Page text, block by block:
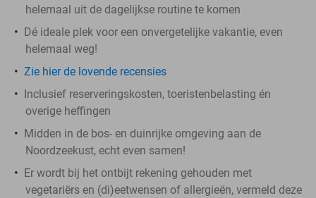
helemaal uit de dagelijkse routine te komen
Dé ideale plek voor een onvergetelijke vakantie, even
helemaal weg!
Zie hier de lovende recensies
Inclusief reserveringskosten, toeristenbelasting én
overige heffingen
Midden in de bos- en duinrijke omgeving aan de
Noordzeekust, echt even samen!
Er wordt bij het ontbijt rekening gehouden met
vegetariërs en (di)eetwensen of allergieën, vermeld deze